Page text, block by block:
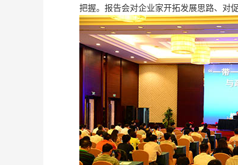
把握。报告会对企业家开拓发展思路、对